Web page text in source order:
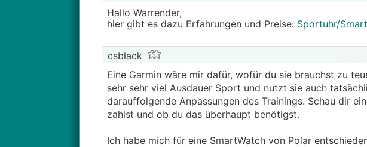
Hallo Warrender,
hier gibt es dazu Erfahrungen und Preise: Sportuhr/
csblack
Eine Garmin wäre mir dafür, wofür du sie brauchst zu
sehr sehr viel Ausdauer Sport und nutzt sie auch
darauffolgende Anpassungen des Trainings. Schau dir
zahlst und ob du das überhaupt benötigst.
Ich habe mich für eine SmartWatch von Polar